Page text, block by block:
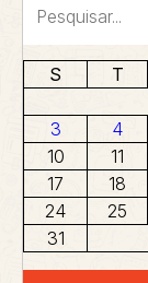
S T
3
4
10
11
17
18
24
25
31